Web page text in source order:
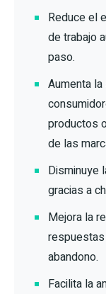
Reduce el
de trabajo
paso.
Aumenta
productos
de las
Disminuye
gracias a
Mejora la
abandono.
Facilita la